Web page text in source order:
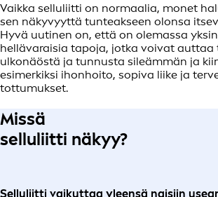
Vaikka selluliitti on normaalia, monet
sen näkyvyyttä tunteakseen olonsa
Hyvä uutinen on, että on olemassa
hellävaraisia tapoja, jotka voivat auttaa
ulkonäöstä ja tunnusta sileämmän ja
esimerkiksi ihonhoito, sopiva liike ja
tottumukset.
Missä
selluliitti näkyy?
Selluliitti vaikuttaa yleensä naisiin